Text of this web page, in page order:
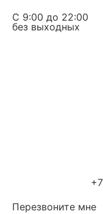
С 9:00 до 22:00
без выходных
Перезвоните мне